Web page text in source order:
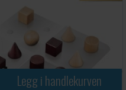
Legg i handlekurven